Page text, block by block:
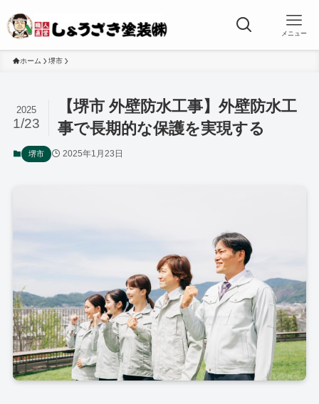
メニュー
ホーム 堺市
【堺市 外壁防水工事】外壁防水工
事で長期的な保護を実現する
2025
1/23
堺市 2025年1月23日